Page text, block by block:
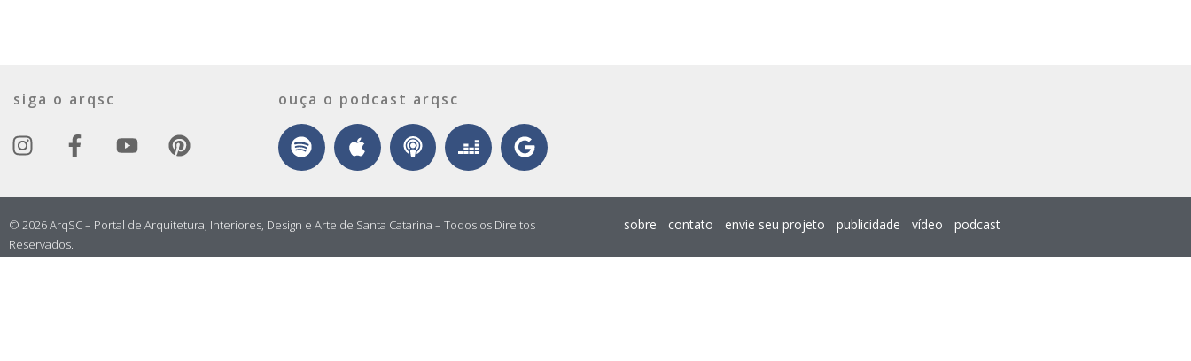
siga o arqsc ouça o podcast arqsc
© 2026 ArqSC – Portal de Arquitetura, Interiores, Design e Arte de Santa Catarina – Todos os Direitos
Reservados.
sobre contato envie seu projeto publicidade vídeo podcast